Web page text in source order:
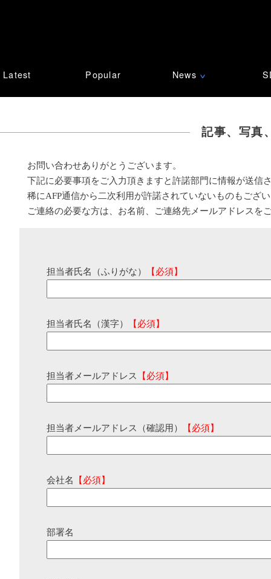
Latest Popular News ∨
記事、写真
お問い合わせありがとうございます。
下記に必要事項をご入力頂きますと許諾部門に情報が送信
稀にAFP通信から二次利用が許諾されていないものもござ
ご連絡の必要な方は、お名前、ご連絡先メールアドレスを
担当者氏名（ふりがな） 【必須】
担当者氏名（漢字） 【必須】
担当者メールアドレス 【必須】
担当者メールアドレス（確認用） 【必須】
会社名 【必須】
部署名